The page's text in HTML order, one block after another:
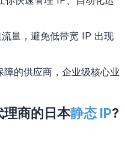
流量，避免低带宽 IP 出现
障的供应商，企业级核心业
理商的日本静态 IP?